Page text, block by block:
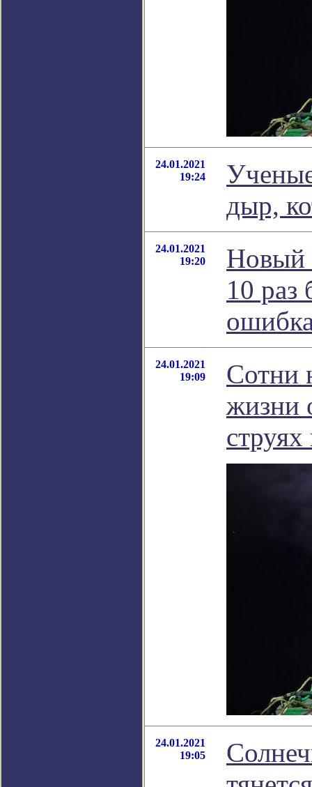
24.01.2021
19:24
дыр,
24.01.2021
19:20
Новый
10 раз
24.01.2021
19:09
Сотни
жизни
струях
24.01.2021
19:05